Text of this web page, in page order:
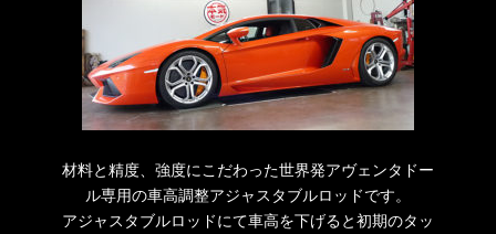
材料と精度、強度にこだわった世界発アヴェンタドー
ル専用の車高調整アジャスタブルロッドです。
アジャスタブルロッドにて車高を下げると初期のタッ